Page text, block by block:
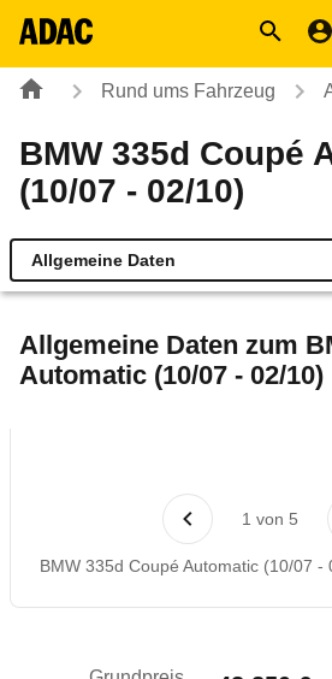
Rund ums Fahrzeug
BMW 335d Coupé
(10/07 - 02/10)
Allgemeine Daten
Technische Daten
Laufende Kosten
Allgemeine Daten zum
Automatic (10/07 - 02/10)
1 von 5
BMW 335d Coupé Automatic (10/07 -